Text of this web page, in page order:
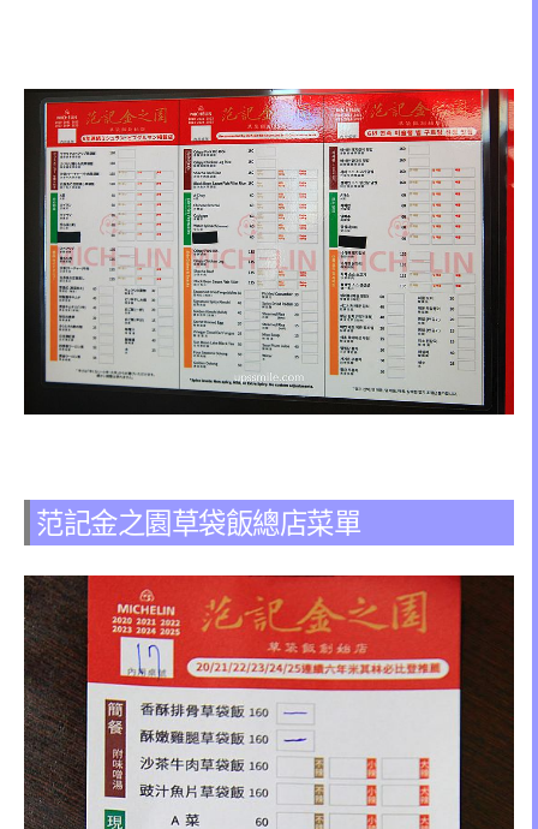
范記金之園草袋飯總店菜單